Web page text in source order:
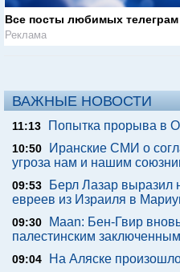
Все посты любимых
Реклама
ВАЖНЫЕ НОВОСТИ
11:13 Попытка прорыва в
10:50
Иранские СМИ о
угроза нам и нашим
09:53
Берл Лазар выразил
евреев из Израиля в
09:30
Maan: Бен-Гвир
палестинским заключенным
09:04 На Аляске